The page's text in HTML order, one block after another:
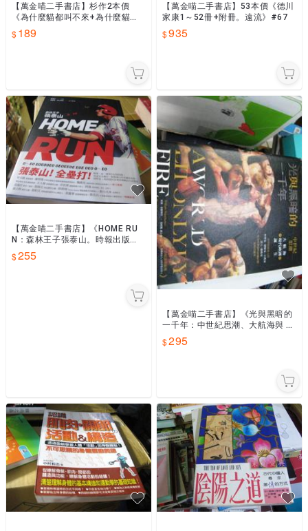
【萬金喵二手書店】杉作2本價
《為什麼貓都叫不來+為什麼貓都
要當老大》#67HY51
189
【萬金喵二手書店】53本價《德川
家康1～52冊+附冊。遠流》#67
935
【萬金喵二手書店】《HOME RU
N：森林王子張泰山。時報出版》
#67HKE1
255
【萬金喵二手書店】《光與黑暗的
一千年：中世紀思潮、大航海與 現
代歐洲的誕生》木馬文化#21HW2
4295